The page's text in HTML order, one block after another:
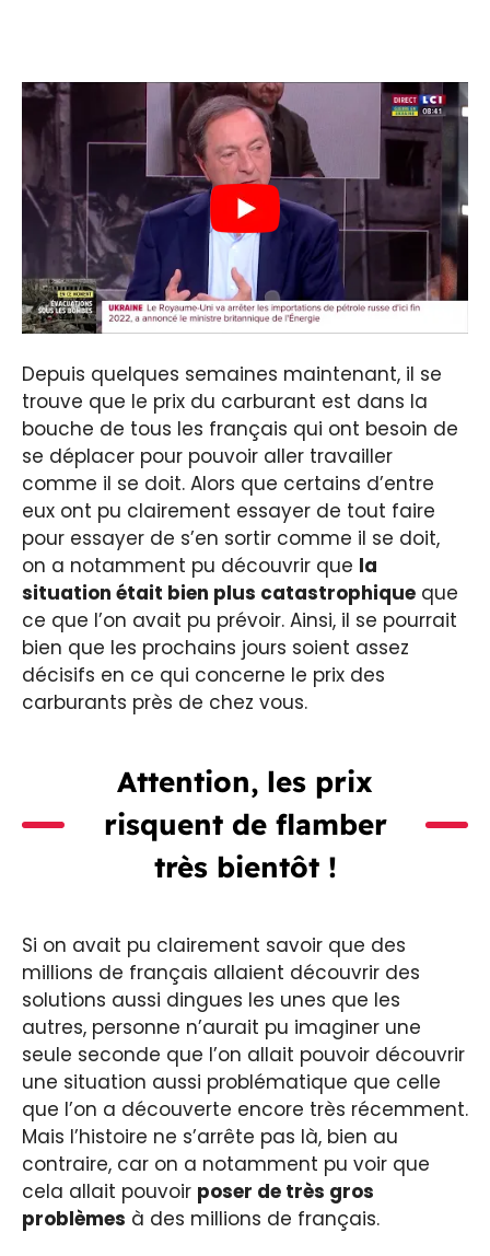
Depuis quelques semaines maintenant, il se
trouve que le prix du carburant est dans la
bouche de tous les français qui ont besoin de
se déplacer pour pouvoir aller travailler
comme il se doit. Alors que certains d’entre
eux ont pu clairement essayer de tout faire
pour essayer de s’en sortir comme il se doit,
on a notamment pu découvrir que la
situation était bien plus catastrophique que
ce que l’on avait pu prévoir. Ainsi, il se pourrait
bien que les prochains jours soient assez
décisifs en ce qui concerne le prix des
carburants près de chez vous.
Attention, les prix
risquent de flamber
très bientôt !
Si on avait pu clairement savoir que des
millions de français allaient découvrir des
solutions aussi dingues les unes que les
autres, personne n’aurait pu imaginer une
seule seconde que l’on allait pouvoir découvrir
une situation aussi problématique que celle
que l’on a découverte encore très récemment.
Mais l’histoire ne s’arrête pas là, bien au
contraire, car on a notamment pu voir que
cela allait pouvoir poser de très gros
problèmes à des millions de français.